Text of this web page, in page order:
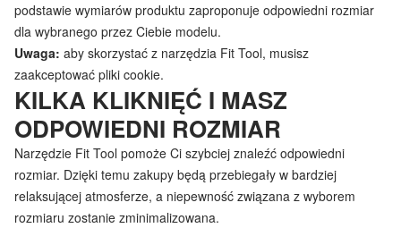
podstawie wymiarów produktu zaproponuje odpowiedni rozmiar
dla wybranego przez Ciebie modelu.
Uwaga: aby skorzystać z narzędzia Fit Tool, musisz
zaakceptować pliki cookie.
KILKA KLIKNIĘĆ I MASZ
ODPOWIEDNI ROZMIAR
Narzędzie Fit Tool pomoże Ci szybciej znaleźć odpowiedni
rozmiar. Dzięki temu zakupy będą przebiegały w bardziej
relaksującej atmosferze, a niepewność związana z wyborem
rozmiaru zostanie zminimalizowana.